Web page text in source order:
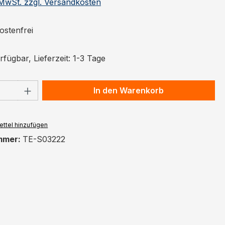
Lieferzeit: 1-3 Tage
Anzahl: Gib den gewünschten Wert
In den Warenkorb
hinzufügen
TE-S03222